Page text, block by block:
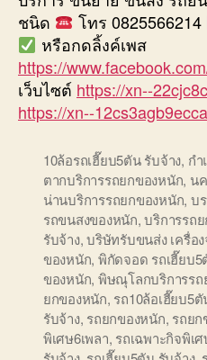
ชนิด
โทร 0825566214
หรือกดลิ้งค์เพส
https://
เว็บไซต์ https://xn--
https://xn--
10ล้อรถเฮี๊ยบ5ตัน รับจ้าง, ก
ตากบริการรถยกของหนัก, น
น่านบริการรถยกของหนัก, บ
รถขนสงของหนัก,บริการรถ
รับจ้าง,บริษัทรับขนส่ง เครื่อง
ของหนัก, พิกัดจอด รถเฮี๊ยบ5
ของหนัก, พิษณุโลกบริการรถ
ยกของหนัก, รถ10ล้อเฮี๊ยบ5
รับจ้าง, รถยกของหนัก, รถยก
พิเศษ6เพลา, รถเฉพาะกิจพิเ